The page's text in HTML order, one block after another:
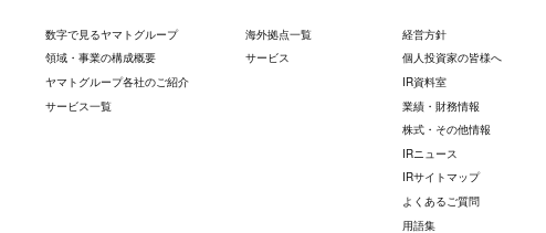
数字で見るヤマトグループ
領域・事業の構成概要
ヤマトグループ各社のご紹介
サービス一覧
海外拠点一覧
サービス
経営方針
個人投資家の皆様へ
IR資料室
業績・財務情報
株式・その他情報
IRニュース
IRサイトマップ
よくあるご質問
用語集